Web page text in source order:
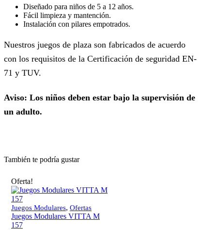
Diseñado para niños de 5 a 12 años.
Fácil limpieza y mantención.
Instalación con pilares empotrados.
Nuestros juegos de plaza son fabricados de acuerdo
con los requisitos de la Certificación de seguridad EN-
71 y TUV.
Aviso: Los niños deben estar bajo la supervisión de
un adulto.
También te podría gustar
Oferta!
Juegos Modulares, Ofertas
Juegos Modulares VITTA M
157